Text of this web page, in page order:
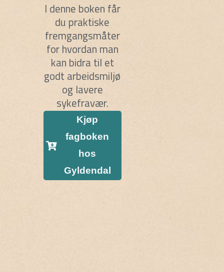
I denne boken får
du praktiske
fremgangsmåter
for hvordan man
kan bidra til et
godt arbeidsmiljø
og lavere
sykefravær.
Kjøp
fagboken
hos
Gyldendal